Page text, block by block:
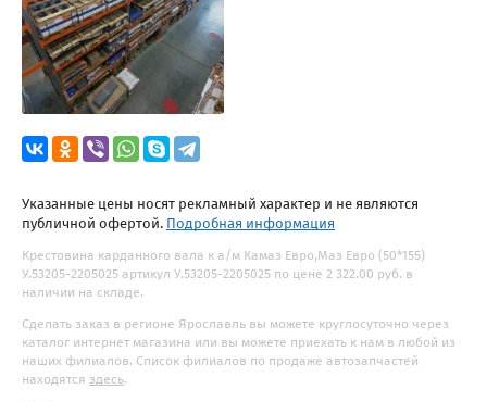
Указанные цены носят рекламный характер и не являются
публичной офертой. Подробная информация
Крестовина карданного вала к а/м Камаз Евро,Маз Евро (50*155)
У.53205-2205025 артикул У.53205-2205025 по цене 2 322.00 руб. в
наличии на складе.
Сделать заказ в регионе Ярославль вы можете круглосуточно через
каталог интернет магазина или вы можете приехать к нам в любой из
наших филиалов. Список филиалов по продаже автозапчастей
находятся здесь.